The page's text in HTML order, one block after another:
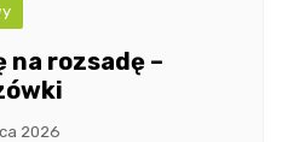
na rozsadę –
2026